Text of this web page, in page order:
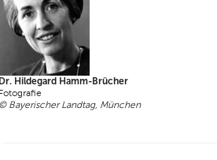
Hildegard Hamm-Brücher
Bayerischer Landtag, München